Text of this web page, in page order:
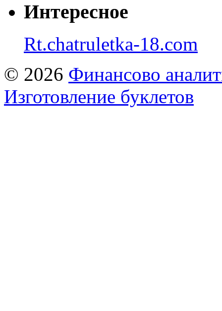
Интересное
Rt.chatruletka-18.com
© 2026 Финансово
Изготовление буклетов